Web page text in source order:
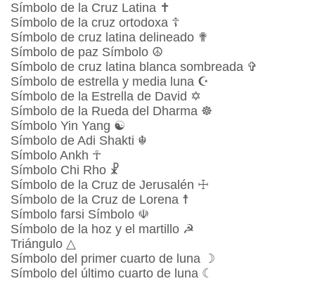
Símbolo de la Cruz Latina ✝
Símbolo de la cruz ortodoxa ☦
Símbolo de cruz latina delineado ✟
Símbolo de paz Símbolo ☮
Símbolo de cruz latina blanca sombreada ✞
Símbolo de estrella y media luna ☪
Símbolo de la Estrella de David ✡
Símbolo de la Rueda del Dharma ☸
Símbolo Yin Yang ☯
Símbolo de Adi Shakti ☬
Símbolo Ankh ☥
Símbolo Chi Rho ☧
Símbolo de la Cruz de Jerusalén ☩
Símbolo de la Cruz de Lorena ☨
Símbolo farsi Símbolo ☫
Símbolo de la hoz y el martillo ☭
Triángulo △
Símbolo del primer cuarto de luna ☽
Símbolo del último cuarto de luna ☾